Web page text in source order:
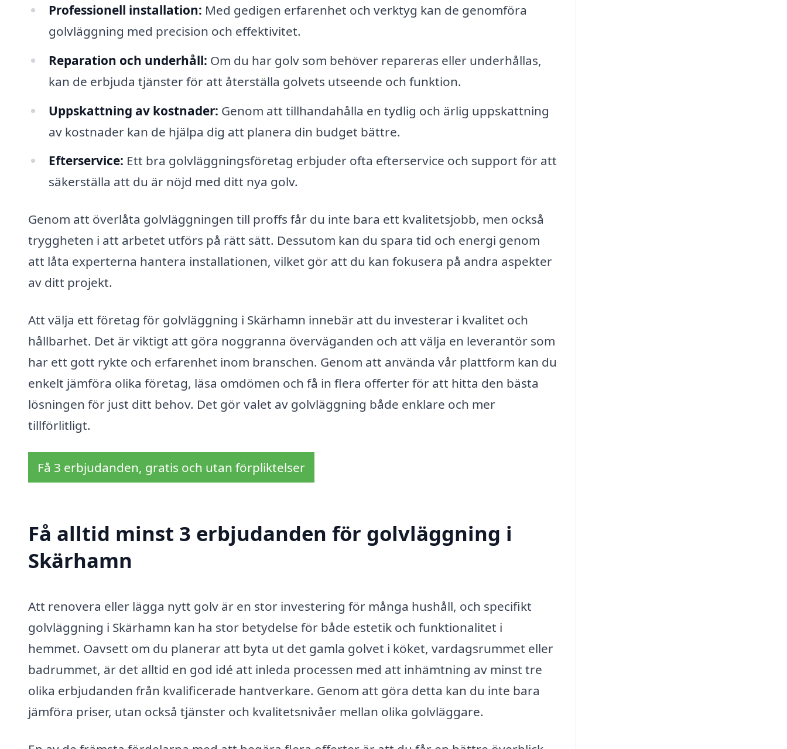
Professionell installation: Med gedigen erfarenhet och verktyg kan de genomföra
golvläggning med precision och effektivitet.
Reparation och underhåll: Om du har golv som behöver repareras eller underhållas,
kan de erbjuda tjänster för att återställa golvets utseende och funktion.
Uppskattning av kostnader: Genom att tillhandahålla en tydlig och ärlig uppskattning
av kostnader kan de hjälpa dig att planera din budget bättre.
Efterservice: Ett bra golvläggningsföretag erbjuder ofta efterservice och support för att
säkerställa att du är nöjd med ditt nya golv.
Genom att överlåta golvläggningen till proffs får du inte bara ett kvalitetsjobb, men också
tryggheten i att arbetet utförs på rätt sätt. Dessutom kan du spara tid och energi genom
att låta experterna hantera installationen, vilket gör att du kan fokusera på andra aspekter
av ditt projekt.
Att välja ett företag för golvläggning i Skärhamn innebär att du investerar i kvalitet och
hållbarhet. Det är viktigt att göra noggranna överväganden och att välja en leverantör som
har ett gott rykte och erfarenhet inom branschen. Genom att använda vår plattform kan du
enkelt jämföra olika företag, läsa omdömen och få in flera offerter för att hitta den bästa
lösningen för just ditt behov. Det gör valet av golvläggning både enklare och mer
tillförlitligt.
Få 3 erbjudanden, gratis och utan förpliktelser
Få alltid minst 3 erbjudanden för golvläggning i
Skärhamn
Att renovera eller lägga nytt golv är en stor investering för många hushåll, och specifikt
golvläggning i Skärhamn kan ha stor betydelse för både estetik och funktionalitet i
hemmet. Oavsett om du planerar att byta ut det gamla golvet i köket, vardagsrummet eller
badrummet, är det alltid en god idé att inleda processen med att inhämtning av minst tre
olika erbjudanden från kvalificerade hantverkare. Genom att göra detta kan du inte bara
jämföra priser, utan också tjänster och kvalitetsnivåer mellan olika golvläggare.